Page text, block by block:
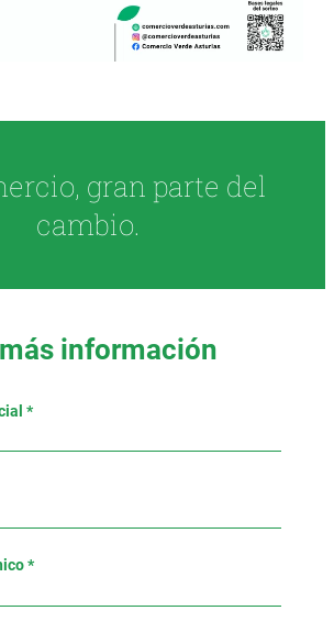
gran parte del
cambio.
información
*
*